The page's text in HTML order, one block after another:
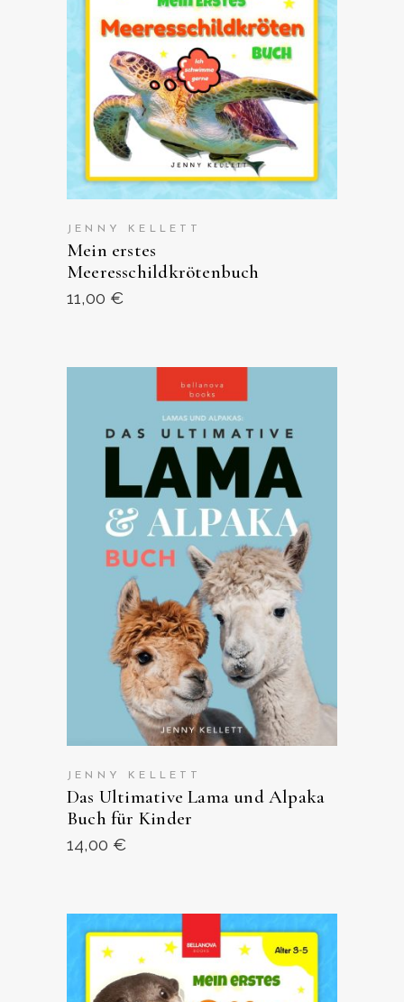
ANSEHEN AUF AMAZON
JENNY KELLETT
Mein erstes
Meeresschildkrötenbuch
11,00 €
ANSEHEN AUF AMAZON
JENNY KELLETT
Das Ultimative Lama und Alpaka
Buch für Kinder
14,00 €